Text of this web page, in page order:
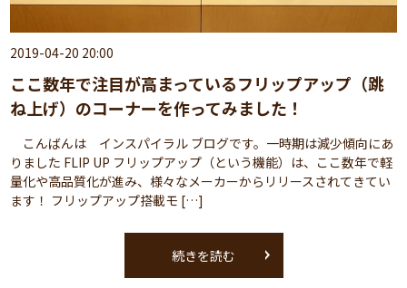
2019-04-20 20:00
ここ数年で注目が高まっているフリップアップ（跳
ね上げ）のコーナーを作ってみました！
こんばんは インスパイラル ブログです。一時期は減少傾向にあ
りました FLIP UP フリップアップ（という機能）は、ここ数年で軽
量化や高品質化が進み、様々なメーカーからリリースされてきてい
ます！ フリップアップ搭載モ […]
続きを読む